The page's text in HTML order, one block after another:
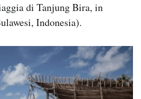
di Tanjung Bira, in
Indonesia).